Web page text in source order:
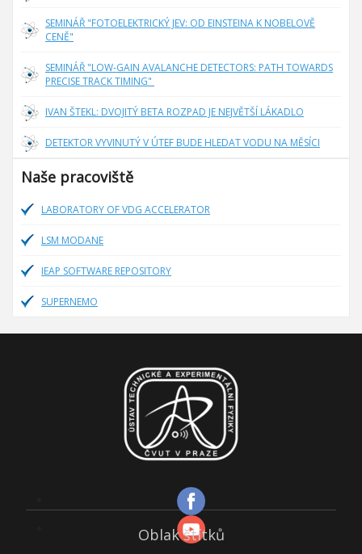
SEMINÁŘ "FOTOELEKTRICKÝ JEV: OD EINSTEINA K NOBELOVĚ
CENĚ"
SEMINÁŘ "LOW-GAIN AVALANCHE DETECTORS: PATH TOWARDS
PRECISE TRACK TIMING"
IVAN ŠTEKL: DVOJITÝ BETA ROZPAD JE NEJVĚTŠÍ LÁKADLO
DETEKTOR VYVINUTÝ V ÚTEF BUDE HLEDAT VODU NA MĚSÍCI
Naše pracoviště
LABORATORY OF VDG ACCELERATOR
LSM MODANE
IEAP SOFTWARE REPOSITORY
SUPERNEMO
Oblak štítků